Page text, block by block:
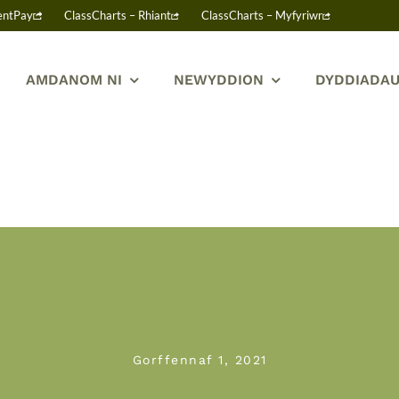
ClassCharts – Rhiant ClassCharts – Myfyriwr
AMDANOM NI NEWYDDION
Gorffennaf 1, 2021